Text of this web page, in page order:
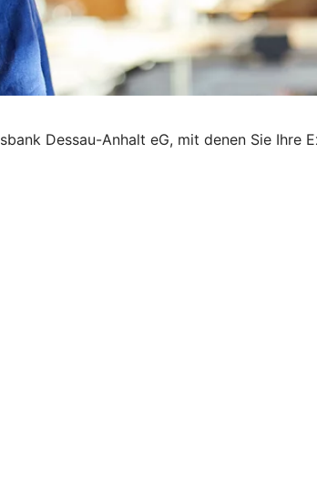
Dessau-Anhalt eG, mit denen Sie Ihre